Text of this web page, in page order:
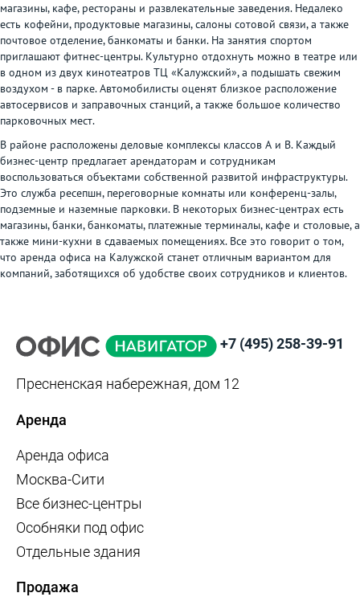
магазины, кафе, рестораны и развлекательные заведения. Недалеко
есть кофейни, продуктовые магазины, салоны сотовой связи, а также
почтовое отделение, банкоматы и банки. На занятия спортом
приглашают фитнес-центры. Культурно отдохнуть можно в театре или
в одном из двух кинотеатров ТЦ «Калужский», а подышать свежим
воздухом - в парке. Автомобилисты оценят близкое расположение
автосервисов и заправочных станций, а также большое количество
парковочных мест.
В районе расположены деловые комплексы классов А и В. Каждый
бизнес-центр предлагает арендаторам и сотрудникам
воспользоваться объектами собственной развитой инфраструктуры.
Это служба ресепшн, переговорные комнаты или конференц-залы,
подземные и наземные парковки. В некоторых бизнес-центрах есть
магазины, банки, банкоматы, платежные терминалы, кафе и столовые, а
также мини-кухни в сдаваемых помещениях. Все это говорит о том,
что аренда офиса на Калужской станет отличным вариантом для
компаний, заботящихся об удобстве своих сотрудников и клиентов.
+7 (495) 258-39-91
Пресненская набережная, дом 12
Аренда
Аренда офиса
Москва-Сити
Все бизнес-центры
Особняки под офис
Отдельные здания
Продажа